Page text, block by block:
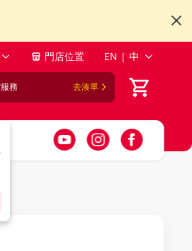
門店位置 EN | 中
務 去湊單